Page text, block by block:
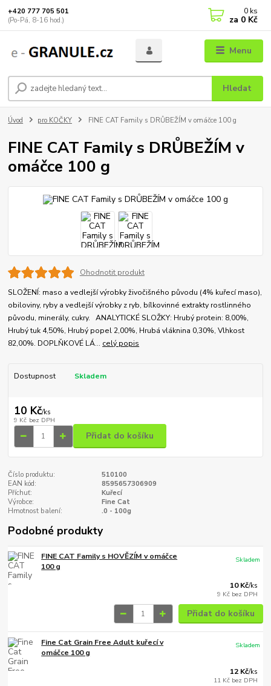
Menu
Hledat
+420 777 705 501
(Po-Pá, 8-16 hod.)
0 ks
za 0 Kč
Úvod pro KOČKY FINE CAT Family s DRŮBEŽÍM v omáčce 100 g
FINE CAT Family s DRŮBEŽÍM v
omáčce 100 g
Ohodnotit produkt
SLOŽENÍ: maso a vedlejší výrobky živočišného původu (4% kuřecí maso),
obiloviny, ryby a vedlejší výrobky z ryb, bílkovinné extrakty rostlinného
původu, minerály, cukry. ANALYTICKÉ SLOŽKY: Hrubý protein: 8,00%,
Hrubý tuk 4,50%, Hrubý popel 2,00%, Hrubá vláknina 0,30%, Vlhkost
82,00%. DOPLŇKOVÉ LÁ... celý popis
Dostupnost Skladem
10 Kč/ks
9 Kč bez DPH
Přidat do košíku
Číslo produktu:
510100
EAN kód:
8595657306909
Příchuť:
Kuřecí
Výrobce:
Fine Cat
Hmotnost balení:
.0 - 100g
Podobné produkty
FINE CAT Family s HOVĚZÍM v omáčce
100 g
10 Kč/ks
9 Kč bez DPH
Skladem
Přidat do košíku
Fine Cat Grain Free Adult kuřecí v
omáčce 100 g
12 Kč/ks
11 Kč bez DPH
Skladem